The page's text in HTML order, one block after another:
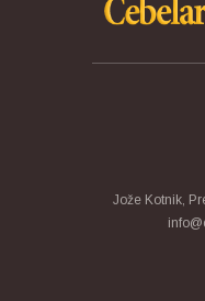
Jože Kotnik,